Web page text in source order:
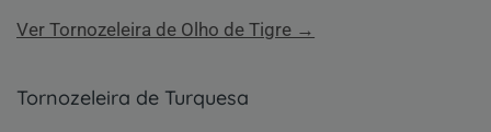
Ver Tornozeleira de Olho de Tigre →
Tornozeleira de Turquesa